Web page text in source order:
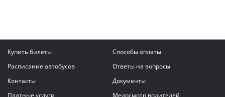
Купить билеты
Способы оплаты
Расписание автобусов
Ответы на вопросы
Контакты
Документы
Платные услуги
Медосмотр водителей